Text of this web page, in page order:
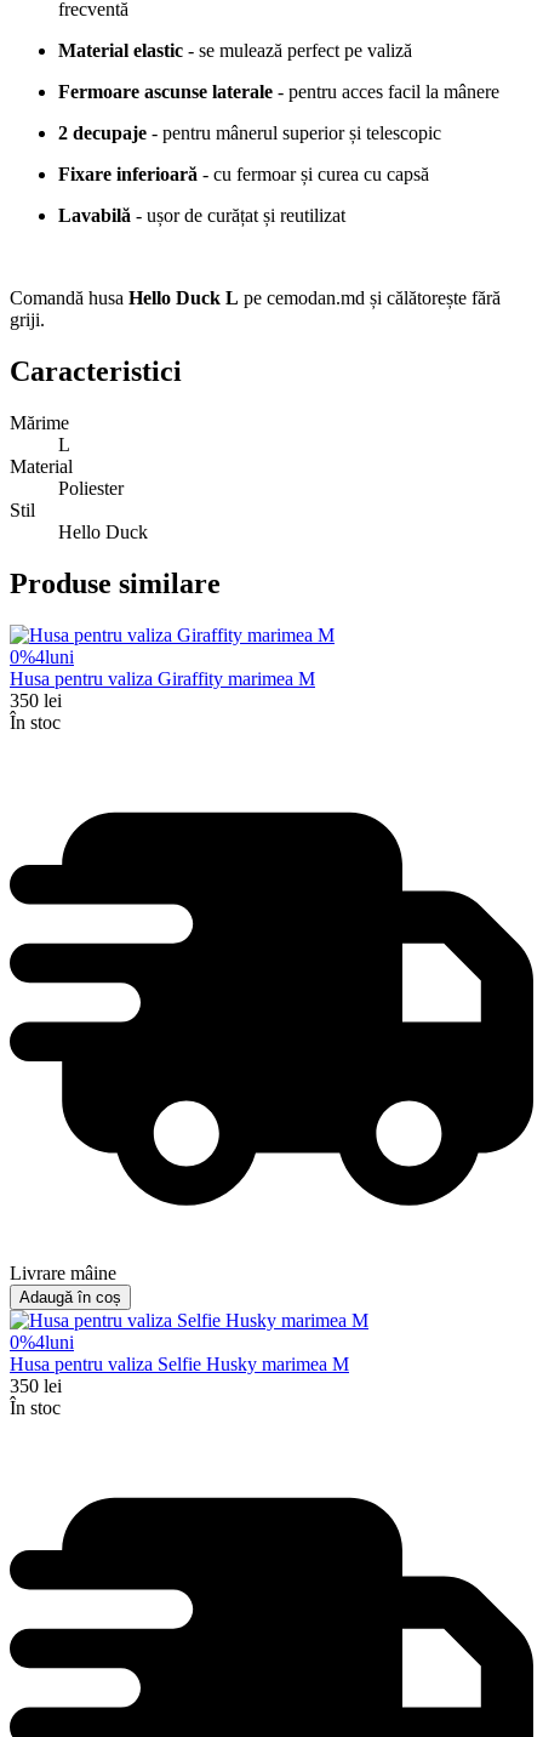
frecventă
Material elastic - se mulează perfect pe valiză
Fermoare ascunse laterale - pentru acces facil la mânere
2 decupaje - pentru mânerul superior și telescopic
Fixare inferioară - cu fermoar și curea cu capsă
Lavabilă - ușor de curățat și reutilizat
Comandă husa Hello Duck L pe cemodan.md și călătorește fără
griji.
Caracteristici
Mărime
L
Material
Poliester
Stil
Hello Duck
Produse similare
0%4luni
Husa pentru valiza Giraffity marimea M
350 lei
În stoc
Livrare mâine
Adaugă în coș
0%4luni
Husa pentru valiza Selfie Husky marimea M
350 lei
În stoc